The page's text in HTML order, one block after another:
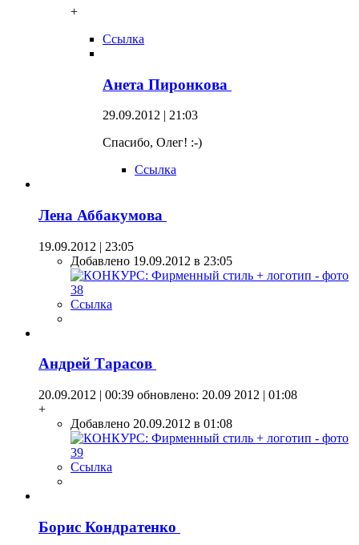
+
Ссылка
Анета Пиронкова
29.09.2012 | 21:03
Спасибо, Олег! :-)
Ссылка
Лена Аббакумова
19.09.2012 | 23:05
Добавлено 19.09.2012 в 23:05
Ссылка
Андрей Тарасов
20.09.2012 | 00:39 обновлено: 20.09 2012 | 01:08
+
Добавлено 20.09.2012 в 01:08
Ссылка
Борис Кондратенко